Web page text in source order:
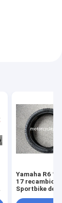
Yamaha R6
17 recambios
Sportbike de